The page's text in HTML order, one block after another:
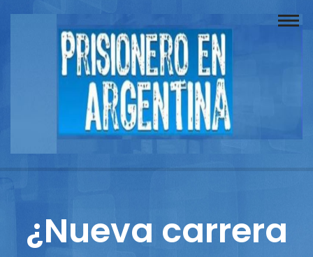
Buscador
Documentos
Reportajes
¿Nueva carrera